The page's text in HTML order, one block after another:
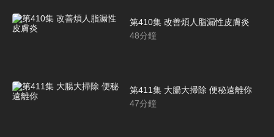
第410集 改善煩人脂漏性皮膚炎
48分鐘
第411集 大腸大掃除 便秘遠離你
47分鐘